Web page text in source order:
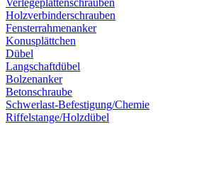
Verlegeplattenschrauben
Holzverbinderschrauben
Fensterrahmenanker
Konusplättchen
Dübel
Langschaftdübel
Bolzenanker
Betonschraube
Schwerlast-Befestigung/Chemie
Riffelstange/Holzdübel